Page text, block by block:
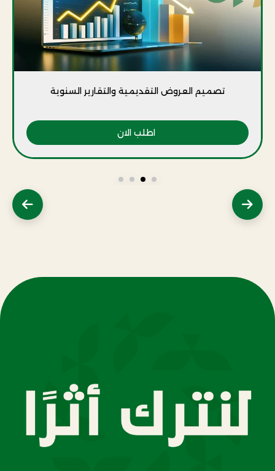
تصميم العروض التقديمية والتقارير السنوية
اطلب الان